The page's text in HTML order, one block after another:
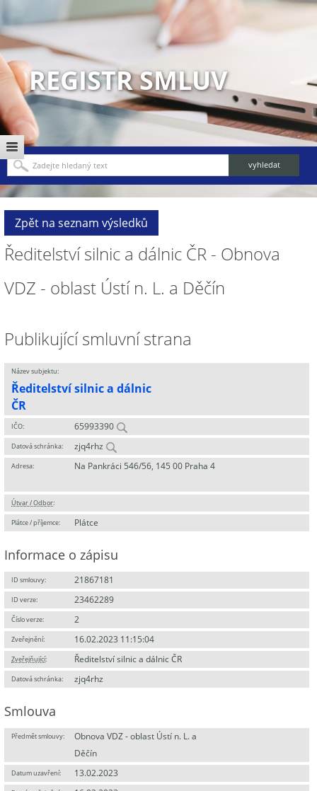
REGISTR SMLUV
Zpět na seznam výsledků
Ředitelství silnic a dálnic ČR - Obnova
VDZ - oblast Ústí n. L. a Děčín
Publikující smluvní strana
Název subjektu:
Ředitelství silnic a dálnic
ČR
IČO: 65993390
Datová schránka: zjq4rhz
Adresa: Na Pankráci 546/56, 145 00 Praha 4
Útvar / Odbor:
Plátce / příjemce: Plátce
Informace o zápisu
ID smlouvy: 21867181
ID verze: 23462289
Číslo verze: 2
Zveřejnění: 16.02.2023 11:15:04
Zveřejňující: Ředitelství silnic a dálnic ČR
Datová schránka: zjq4rhz
Smlouva
Předmět smlouvy:
Obnova VDZ - oblast Ústí n. L. a
Děčín
Datum uzavření: 13.02.2023